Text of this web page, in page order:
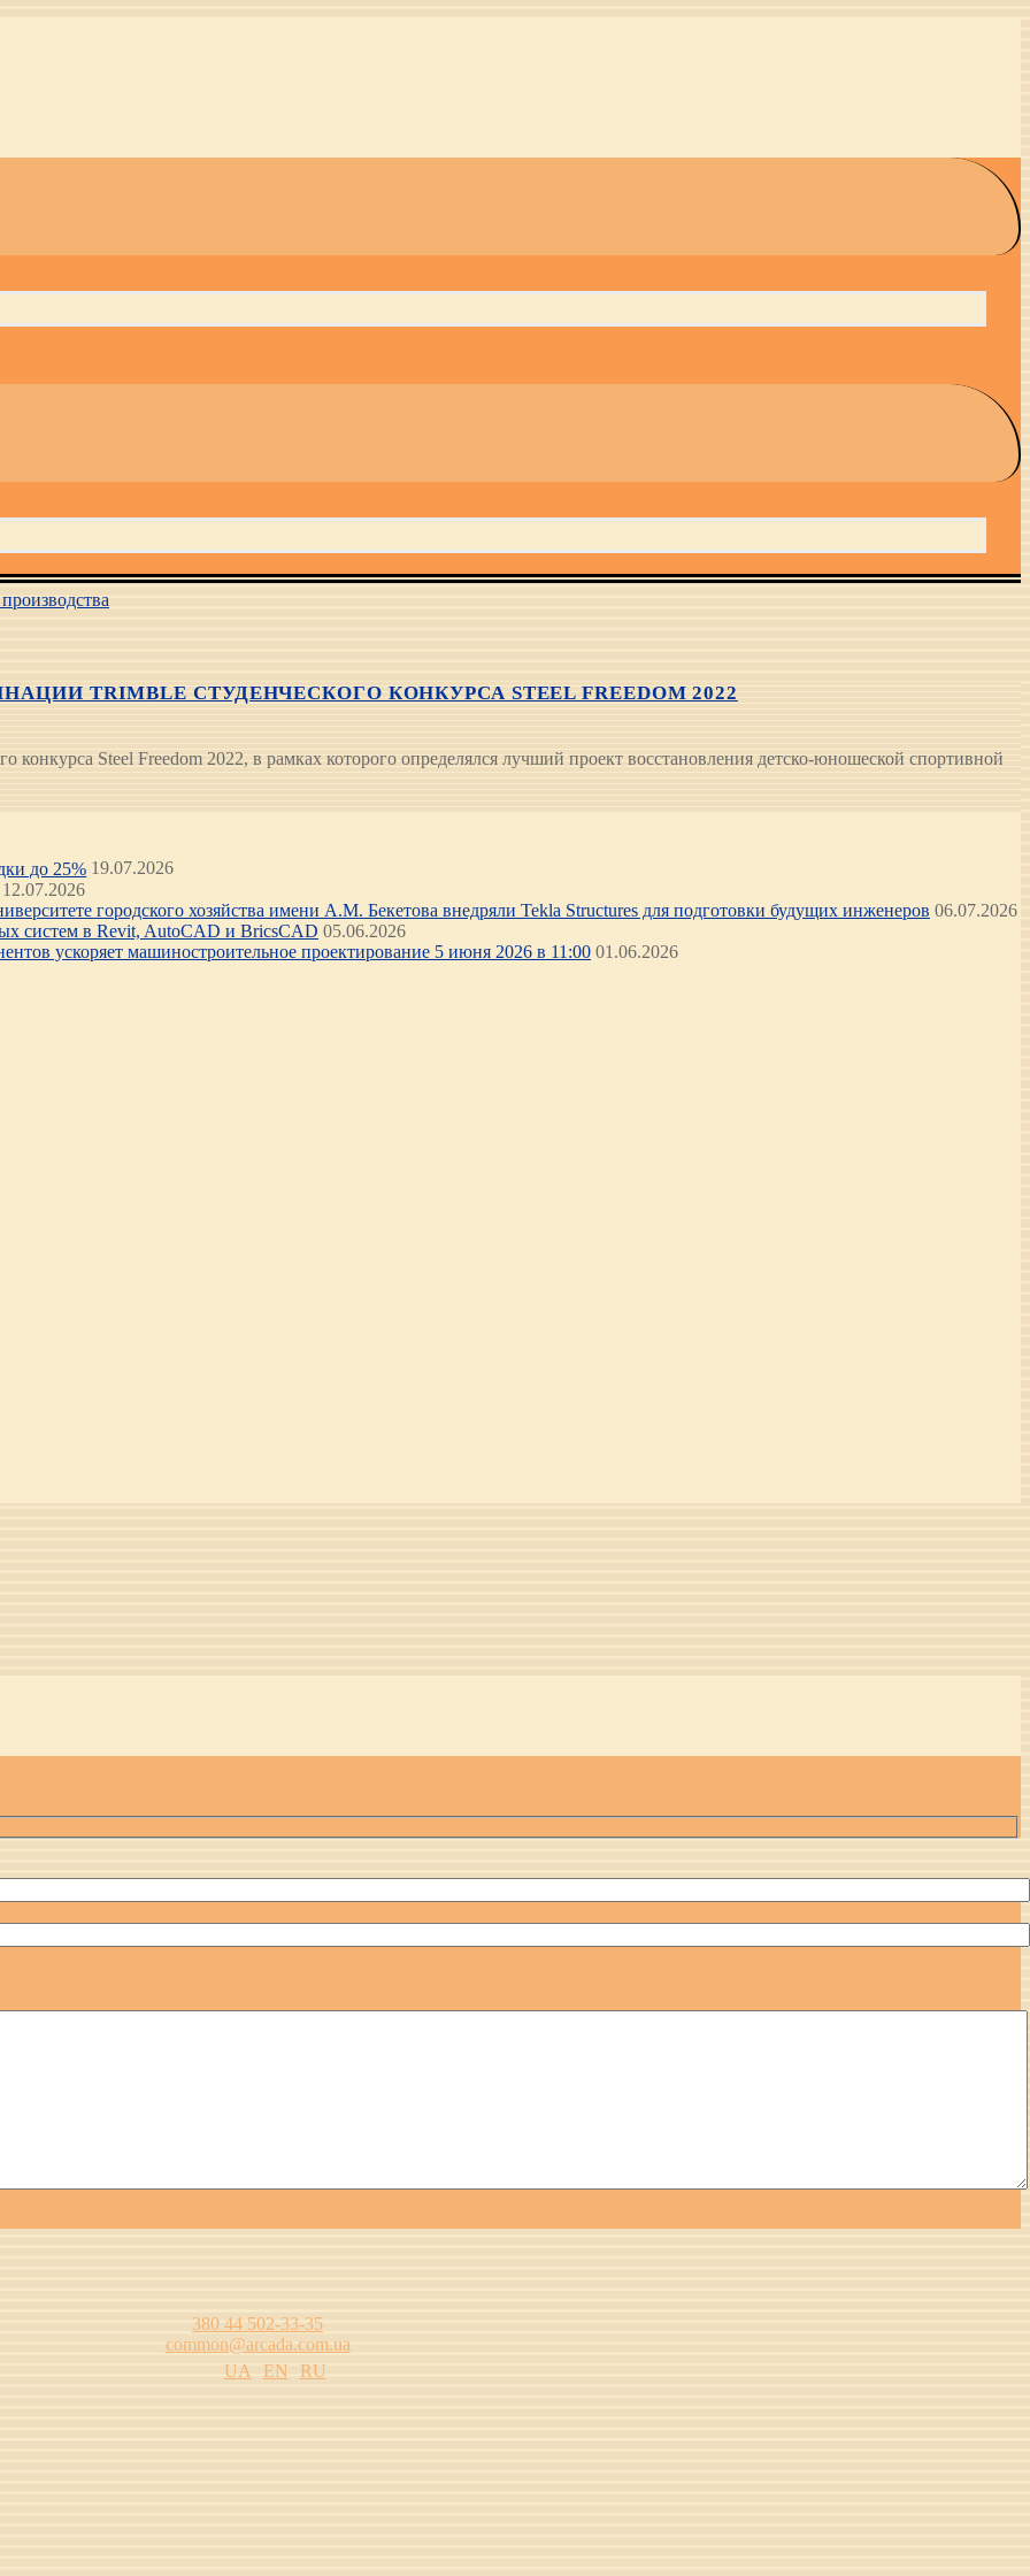
TRIMBLE СТУДЕНЧЕСКОГО КОНКУРСА STEEL FREEDOM 2022
конкурса Steel Freedom 2022, в рамках которого определялся лучший проект восстановления детско-юношеской спортивной
до 25% 19.07.2026
12.07.2026
городского хозяйства имени А.М. Бекетова внедряли Tekla Structures для подготовки будущих инженеров 06.07.2026
систем в Revit, AutoCAD и BricsCAD 05.06.2026
ускоряет машиностроительное проектирование 5 июня 2026 в 11:00 01.06.2026
380 44 502-33-35
common@arcada.com.ua
UA
EN
RU